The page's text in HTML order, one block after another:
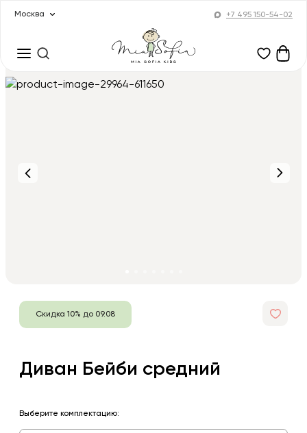
Москва +7 495 150-54-02
Скидка 10% до 09.08
Диван Бейби средний
Выберите комплектацию: